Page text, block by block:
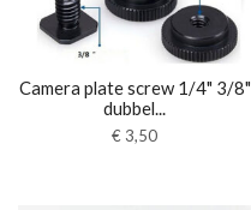
Camera plate screw 1/4" 3/8"
dubbel...
€ 3,50